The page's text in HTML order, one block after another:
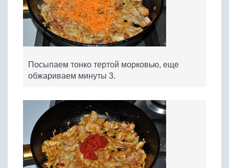
Посыпаем тонко тертой морковью, еще
обжариваем минуты 3.